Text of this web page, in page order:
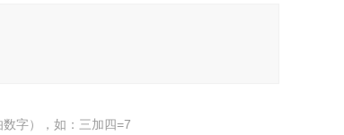
字），如：三加四=7